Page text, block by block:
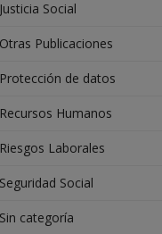
Justicia Social
Otras Publicaciones
Protección de datos
Recursos Humanos
Riesgos Laborales
Seguridad Social
Sin categoría